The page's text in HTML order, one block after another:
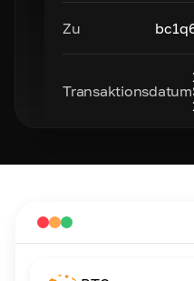
Zu
Transaktionsdatum